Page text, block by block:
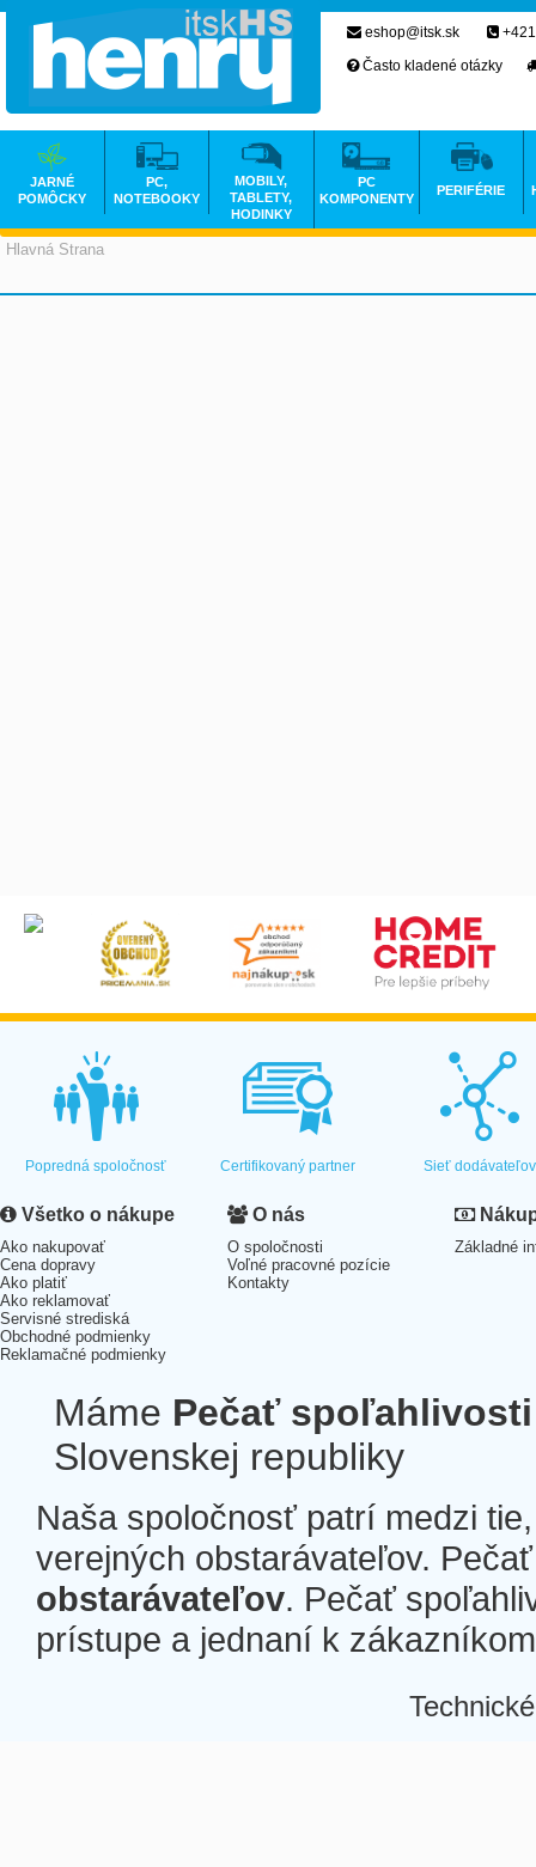
Hlavná Strana
eshop@itsk.sk
Často kladené otázky
JARNÉ
POMÔCKY
PC,
NOTEBOOKY
MOBILY,
TABLETY,
HODINKY
PC
KOMPONENTY
PERIFÉRIE
Popredná spoločnosť Certifikovaný partner Sieť dodávateľov
Všetko o nákupe
Ako nakupovať
Cena dopravy
Ako platiť
Ako reklamovať
Servisné strediská
Obchodné podmienky
Reklamačné podmienky
O nás
O spoločnosti
Voľné pracovné pozície
Kontakty
Základné
Máme Pečať spoľahlivosti
Slovenskej republiky
Naša spoločnosť patrí medzi
verejných obstarávateľov.
obstarávateľov. Pečať
prístupe a jednaní k